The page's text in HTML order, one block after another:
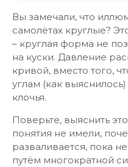
Вы замечали, что
самолётах круглые?
– круглая форма не
на куски. Давление
кривой, вместо того,
углам (как
клочья.
Поверьте, выяснить
понятия не имели,
разваливается, пока
путём многократной